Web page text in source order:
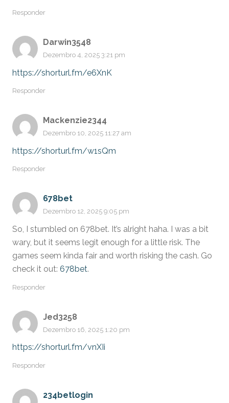
Responder
Darwin3548
Dezembro 4, 2025 3:21 pm
https://shorturl.fm/e6XnK
Responder
Mackenzie2344
Dezembro 10, 2025 11:27 am
https://shorturl.fm/w1sQm
Responder
678bet
Dezembro 12, 2025 9:05 pm
So, I stumbled on 678bet. It’s alright haha. I was a bit
wary, but it seems legit enough for a little risk. The
games seem kinda fair and worth risking the cash. Go
check it out: 678bet.
Responder
Jed3258
Dezembro 16, 2025 1:20 pm
https://shorturl.fm/vnXIi
Responder
234betlogin